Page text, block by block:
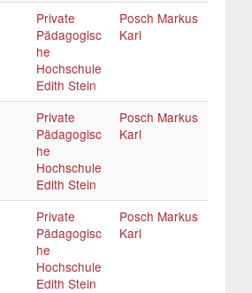
Private
Pädagogisc
he
Hochschule
Edith Stein
Posch Markus
Karl
Private
Pädagogisc
he
Hochschule
Edith Stein
Posch Markus
Karl
Private
Pädagogisc
he
Hochschule
Edith Stein
Posch Markus
Karl